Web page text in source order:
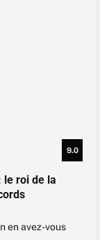
9.0
le roi de la